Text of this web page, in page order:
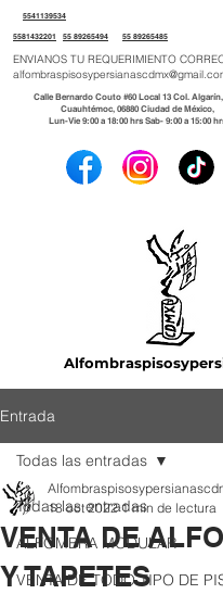
5541139534
5581432201 55 89265485
55 89265494
ENVIANOS TU REQUERIMIENTO
Calle Bernardo Couto #60 Local 13 Col.
Cuauhtémoc, 06880 Ciudad de México,
Lun-Vie 9:00 a 18:00 hrs Sab- 9:00 a 15:00
Entrada
Todas las entradas
ALFOMBRA MODULAR
VENTA DE TODO TIPO DE
Todas las entradas
VENTA DE
Y TAPETES
18 oct 2022 1 min de lectura